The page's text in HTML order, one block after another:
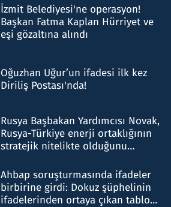
İzmit Belediyesi'ne operasyon!
Başkan Fatma Kaplan Hürriyet ve
eşi gözaltına alındı
Oğuzhan Uğur’un ifadesi ilk kez
Diriliş Postası'nda!
Rusya Başbakan Yardımcısı Novak,
Rusya-Türkiye enerji ortaklığının
stratejik nitelikte olduğunu
Ahbap soruşturmasında ifadeler
birbirine girdi: Dokuz şüphelinin
ifadelerinden ortaya çıkan tablo